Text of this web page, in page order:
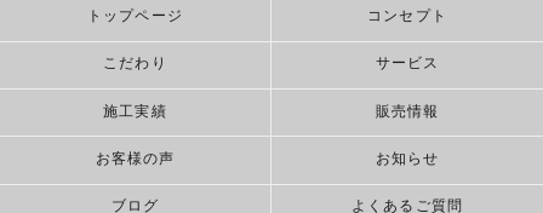
トップページ コンセプト
こだわり サービス
施工実績 販売情報
お客様の声 お知らせ
ブログ よくあるご質問